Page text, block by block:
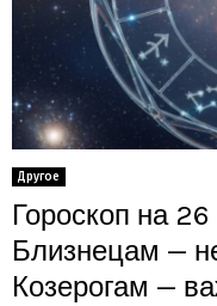
Другое
Гороскоп на
Близнецам —
Козерогам —